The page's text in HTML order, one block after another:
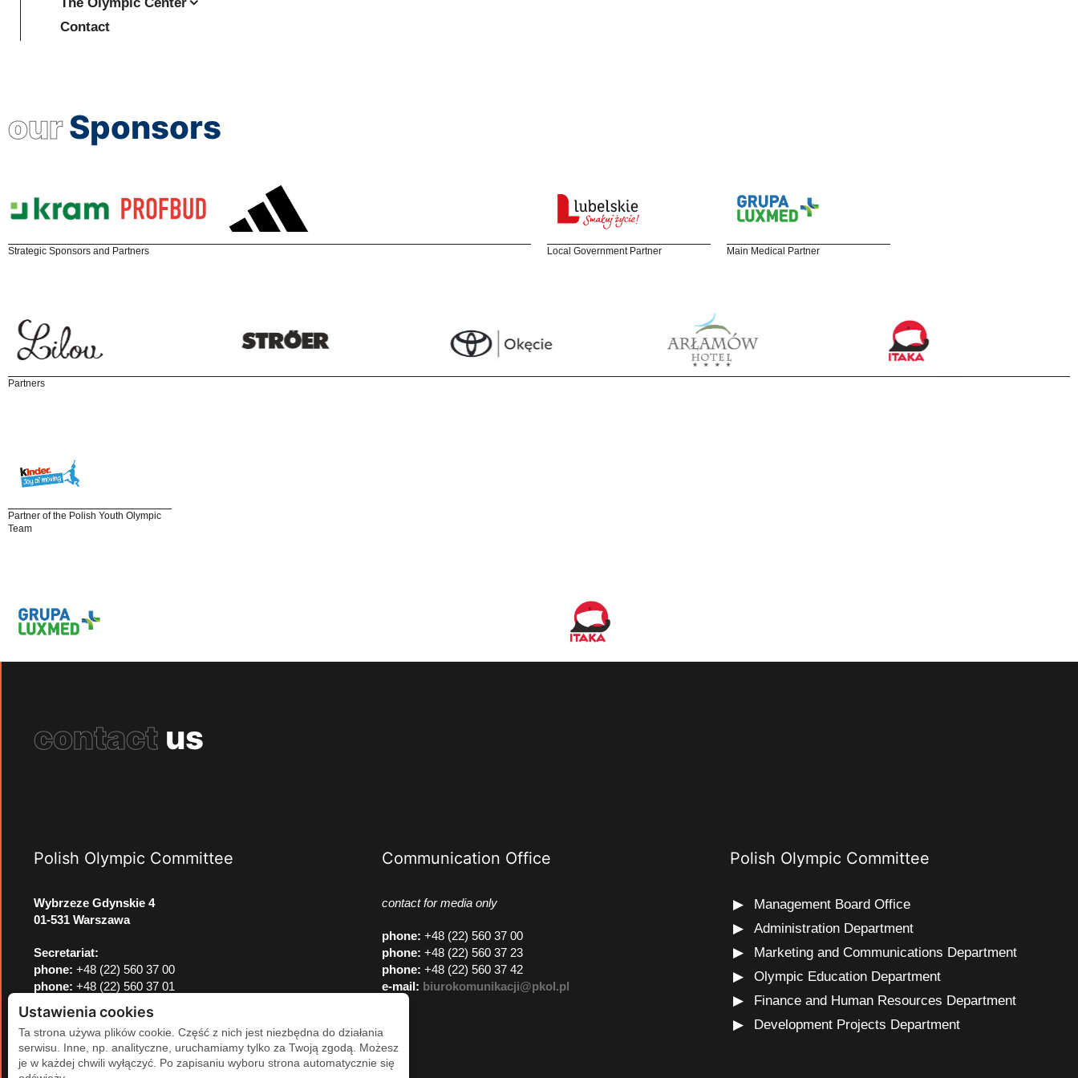
Contact
ourSponsors
Strategic Sponsors and Partners Local Government Partner Main Medical Partner
Partners
Partner of the Polish Youth Olympic
Team
contact us
Polish Olympic Committee
Wybrzeze Gdynskie 4
01-531 Warszawa
Secretariat:
phone: +48 (22) 560 37 00
phone: +48 (22) 560 37 01
e-mail:
pkol@pkol.pl
Communication Office
contact for media only
phone: +48 (22) 560 37 00
phone: +48 (22) 560 37 23
phone: +48 (22) 560 37 42
e-mail: biurokomunikacji@pkol.pl
Polish Olympic Committee
Management Board Office
Administration Department
Marketing and Communications Department
Olympic Education Department
Finance and Human Resources Department
Development Projects Department
Ustawienia cookies
Ta strona używa plików cookie. Część z nich jest niezbędna do działania
serwisu. Inne, np. analityczne, uruchamiamy tylko za Twoją zgodą. Możesz
je w każdej chwili wyłączyć. Po zapisaniu wyboru strona automatycznie się